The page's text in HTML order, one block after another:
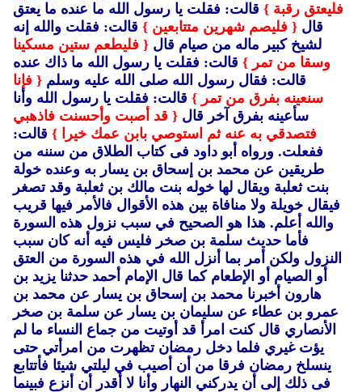
فليعتق رقبة } قالت: فقلت يا رسول الله ما عنده ما يعتق
قال { فليصم شهرين متتابعين } قالت: فقلت والله إنه
لشيخ كبير ماله من صيام قال { فليطعم ستين مسكينا
وسقا من تمر } قالت: فقلت يا رسول الله ما ذاك عنده
قالت: فقال رسول الله صلى الله عليه وسلم { فإنا
سنعينه بفرق من تمر } قالت: فقلت يا رسول الله وأنا
سأعينه بفرق آخر قال { قد أصبت وأحسنت فاذهبي
فتصدقي به عنه ثم استوصي بابن عمك خيرا } قالت:
ففعلت. ورواه أبو داود فى كتاب الطلاق من سننه من
طريقين عن محمد بن إسحاق بن يسار به وعنده خولة
بنت ثعلبة ويقال لها خوله بنت مالك بن ثعلبة وقد تصغر
فيقال خويلة ولا منافاة بين هذه الأقوال فالأمر فيها قريب
والله أعلم. هذا هو الصحيح في سبب نزول هذه السورة
فأما حديث سلمة بن صخر فليس فيه أنه كان سبب
النزول ولكن أمر بما أنزل الله في هذه السورة من العتق
أو الصيام أو الإطعام كما قال الإمام أحمد حدثنا يزيد بن
هارون أخبرنا محمد بن إسحاق بن يسار عن محمد بن
عمرو بن عطاء عن سليمان بن يسار عن سلمة بن صخر
الأنصاري قال كنت امرأ قد أوتيت من جماع النساء ما لم
يؤت غيري فلما دخل رمضان تظهرت من امرأتي حتى
ينسلخ رمضان فرقا من أن أصيب في ليلتي شيئا فأتتابع
فى ذلك إلى أن يدركني النهار وأنا لا أقدر أن أنزع فبينما